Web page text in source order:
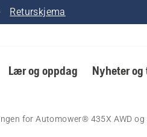
Returskjema
Lær og oppdag Nyheter
for Automower® 435X AWD og